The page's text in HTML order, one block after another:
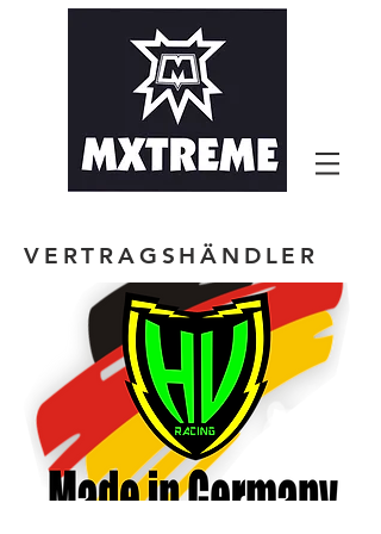
VERTRAGSHÄNDLER